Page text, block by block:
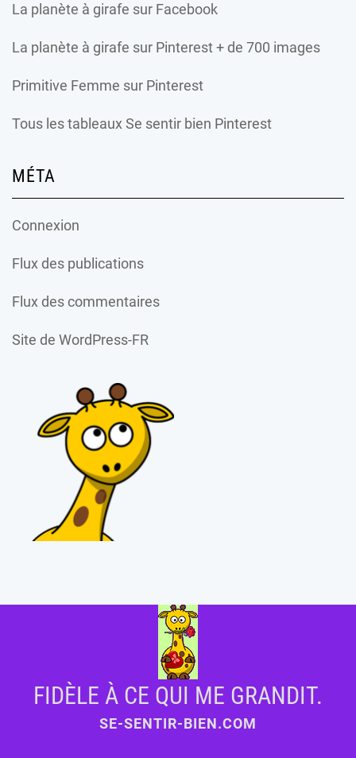
La planète à girafe sur Facebook
La planète à girafe sur Pinterest + de 700 images
Primitive Femme sur Pinterest
Tous les tableaux Se sentir bien Pinterest
MÉTA
Connexion
Flux des publications
Flux des commentaires
Site de WordPress-FR
FIDÈLE À CE QUI ME GRANDIT.
SE-SENTIR-BIEN.COM